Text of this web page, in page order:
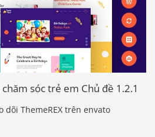
sóc trẻ em Chủ đề 1.2.1